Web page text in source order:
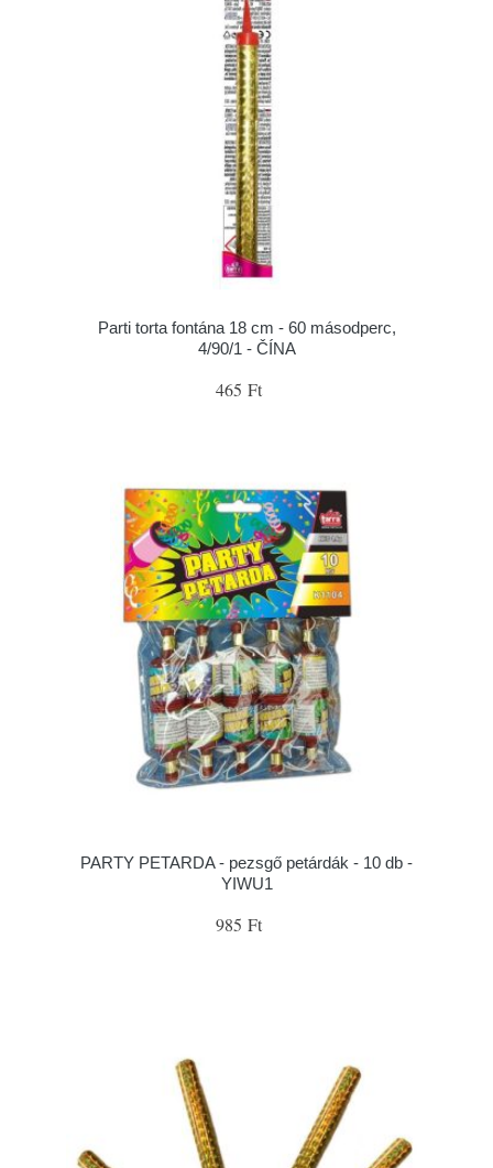
Parti torta fontána 18 cm - 60 másodperc,
4/90/1 - ČÍNA
465 Ft
PARTY PETARDA - pezsgő petárdák - 10 db -
YIWU1
985 Ft